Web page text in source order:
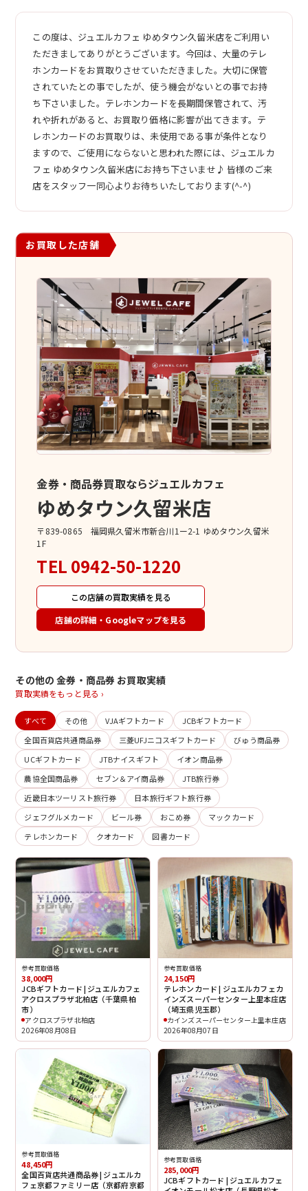
この度は、ジュエルカフェ ゆめタウン久留米店をご利用い
ただきましてありがとうございます。今回は、大量のテレ
ホンカードをお買取りさせていただきました。大切に保管
されていたとの事でしたが、使う機会がないとの事でお持
ち下さいました。テレホンカードを長期間保管されて、汚
れや折れがあると、お買取り価格に影響が出てきます。テ
レホンカードのお買取りは、未使用である事が条件となり
ますので、ご使用にならないと思われた際には、ジュエルカ
フェ ゆめタウン久留米店にお持ち下さいませ♪ 皆様のご来
店をスタッフ一同心よりお待ちいたしております(^-^)
お買取した店舗
金券・商品券買取ならジュエルカフェ
ゆめタウン久留米店
〒839-0865 福岡県久留米市新合川1ー2-1 ゆめタウン久留米
1F
TEL 0942-50-1220
この店舗の買取実績を見る
店舗の詳細・Googleマップを見る
その他の 金券・商品券 お買取実績
買取実績をもっと見る ›
すべて その他 VJAギフトカード
JCBギフトカード
全国百貨店共通商品券
三菱UFJニコスギフトカード
びゅう商品券
UCギフトカード
JTBナイスギフト
イオン商品券
農協全国商品券
セブン＆アイ商品券
JTB旅行券
近畿日本ツーリスト旅行券
日本旅行ギフト旅行券
ジェフグルメカード
ビール券 おこめ券
マックカード
テレホンカード
クオカード 図書カード
参考買取価格
38,000円
JCBギフトカード | ジュエルカフェ
アクロスプラザ北柏店（千葉県柏
市）
アクロスプラザ北柏店
2026年08月08日
参考買取価格
24,150円
テレホンカード | ジュエルカフェカ
インズスーパーセンター上里本庄店
（埼玉県児玉郡）
カインズスーパーセンター上里本庄店
2026年08月07日
参考買取価格
48,450円
全国百貨店共通商品券 | ジュエルカ
フェ京都ファミリー店（京都府京都
参考買取価格
285,000円
JCBギフトカード | ジュエルカフェ